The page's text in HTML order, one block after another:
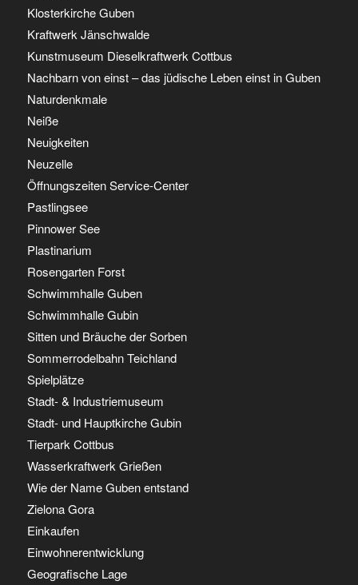
Klosterkirche Guben
Kraftwerk Jänschwalde
Kunstmuseum Dieselkraftwerk Cottbus
Nachbarn von einst – das jüdische Leben einst in Guben
Naturdenkmale
Neiße
Neuigkeiten
Neuzelle
Öffnungszeiten Service-Center
Pastlingsee
Pinnower See
Plastinarium
Rosengarten Forst
Schwimmhalle Guben
Schwimmhalle Gubin
Sitten und Bräuche der Sorben
Sommerrodelbahn Teichland
Spielplätze
Stadt- & Industriemuseum
Stadt- und Hauptkirche Gubin
Tierpark Cottbus
Wasserkraftwerk Grießen
Wie der Name Guben entstand
Zielona Gora
Einkaufen
Einwohnerentwicklung
Geografische Lage